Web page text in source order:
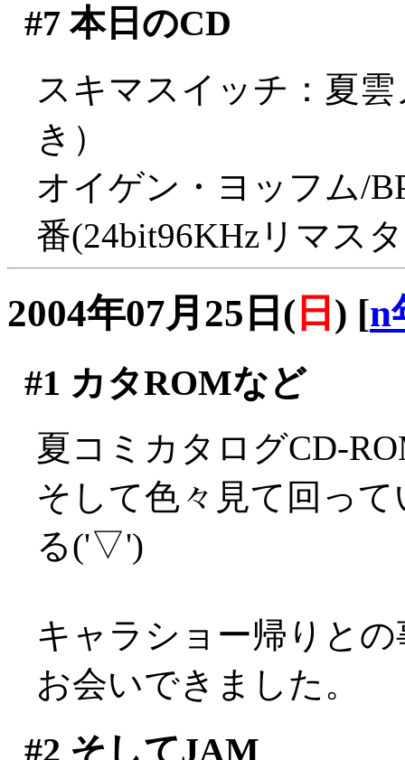
#7 本日のCD
スキマスイッチ：夏
き）
オイゲン・ヨッフム/
番(24bit96KHzリマス
2004年07月25日( 日 ) [n
#1 カタROMなど
夏コミカタログCD-
そして色々見て回っ
る('▽')
キャラショー帰りと
お会いできました。
#2 そしてJAM